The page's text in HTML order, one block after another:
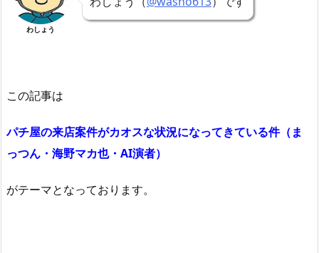
わしょう
この記事は
パチ屋の来店案件がカオスな状況になってきている件（ま
っつん・海野マカ也・AI演者）
がテーマとなっております。